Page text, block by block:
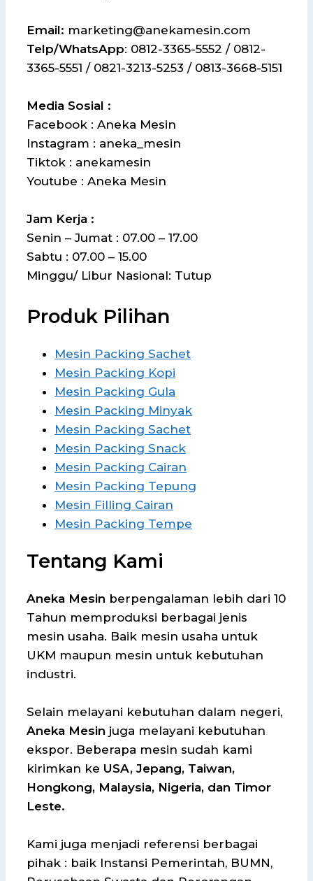
Email: marketing@anekamesin.com
Telp/WhatsApp: 0812-3365-5552 / 0812-
3365-5551 / 0821-3213-5253 / 0813-3668-5151
Media Sosial :
Facebook : Aneka Mesin
Instagram : aneka_mesin
Tiktok : anekamesin
Youtube : Aneka Mesin
Jam Kerja :
Senin – Jumat : 07.00 – 17.00
Sabtu : 07.00 – 15.00
Minggu/ Libur Nasional: Tutup
Produk Pilihan
Mesin Packing Sachet
Mesin Packing Kopi
Mesin Packing Gula
Mesin Packing Minyak
Mesin Packing Sachet
Mesin Packing Snack
Mesin Packing Cairan
Mesin Packing Tepung
Mesin Filling Cairan
Mesin Packing Tempe
Tentang Kami
Aneka Mesin berpengalaman lebih dari 10
Tahun memproduksi berbagai jenis
mesin usaha. Baik mesin usaha untuk
UKM maupun mesin untuk kebutuhan
industri.
Selain melayani kebutuhan dalam negeri,
Aneka Mesin juga melayani kebutuhan
ekspor. Beberapa mesin sudah kami
kirimkan ke USA, Jepang, Taiwan,
Hongkong, Malaysia, Nigeria, dan Timor
Leste.
Kami juga menjadi referensi berbagai
pihak : baik Instansi Pemerintah, BUMN,